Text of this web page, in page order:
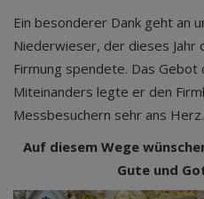
Ein besonderer Dank geht an
Niederwieser, der dieses Jahr
Firmung spendete. Das Gebot
Miteinanders legte er den
Messbesuchern sehr ans Herz.
Auf diesem Wege
Gute und